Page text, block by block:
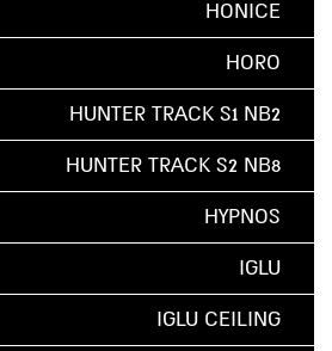
HONICE
HORO
HUNTER TRACK S1 NB2
HUNTER TRACK S2 NB8
HYPNOS
IGLU
IGLU CEILING